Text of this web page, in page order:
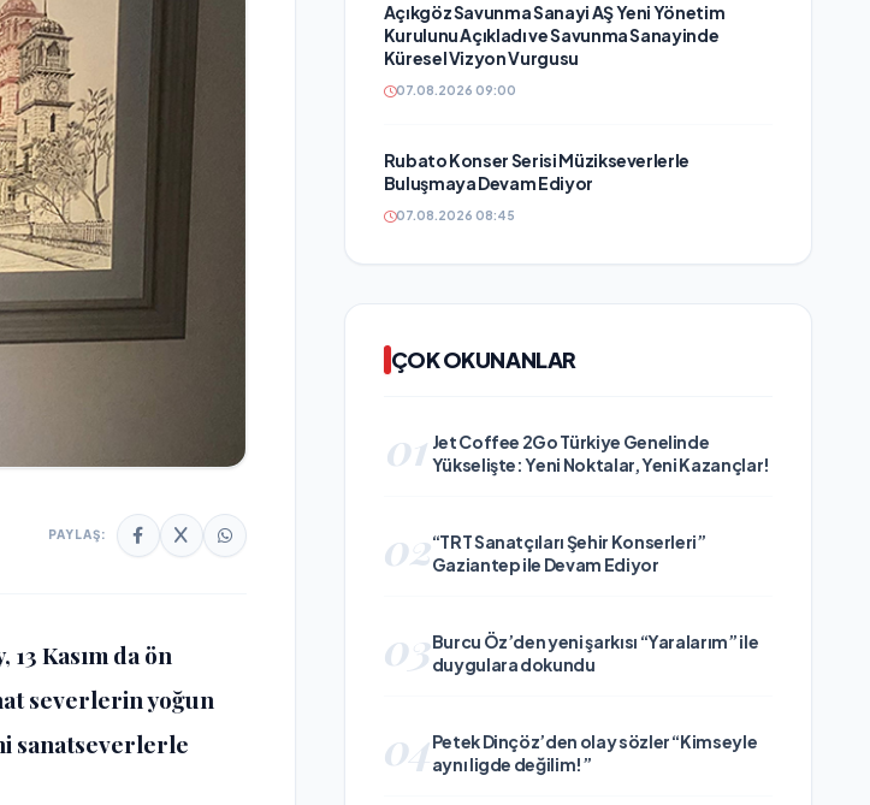
PAYLAŞ:
Kasım da ön
severlerin yoğun
sanatseverlerle
Açıkgöz Savunma Sanayi AŞ Yeni Yönetim
Kurulunu Açıkladı ve Savunma Sanayinde
Küresel Vizyon Vurgusu
07.08.2026 09:00
Rubato Konser Serisi Müzikseverlerle
Buluşmaya Devam Ediyor
07.08.2026 08:45
ÇOK OKUNANLAR
01 Jet Coffee 2Go Türkiye Genelinde
Yükselişte: Yeni Noktalar, Yeni Kazançlar!
02“TRT Sanatçıları Şehir Konserleri”
Gaziantep ile Devam Ediyor
03Burcu Öz’den yeni şarkısı “Yaralarım” ile
duygulara dokundu
04Petek Dinçöz’den olay sözler “Kimseyle
aynı ligde değilim!”